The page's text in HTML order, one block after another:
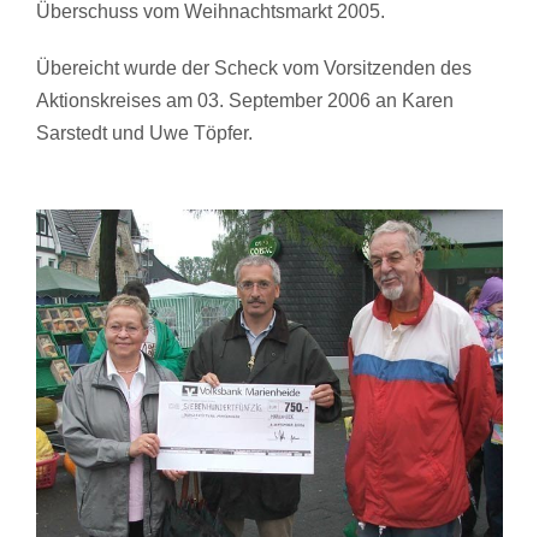
Überschuss vom Weihnachtsmarkt 2005.
Übereicht wurde der Scheck vom Vorsitzenden des
Aktionskreises am 03. September 2006 an Karen
Sarstedt und Uwe Töpfer.